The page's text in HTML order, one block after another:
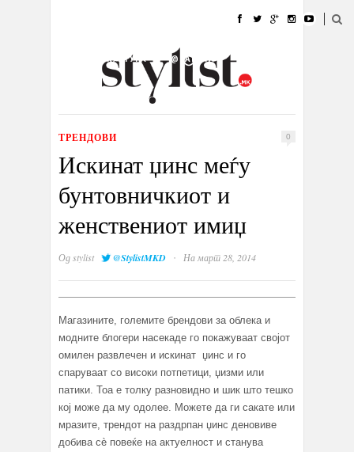
УБАВИНА
КУЛТУРА @РАБОТА
ИЗЛОГ
ТРЕНДОВИ 0
Искинат џинс меѓу
бунтовничкиот и
женствениот имиџ
Одstylist @StylistMKD · На март 28, 2014
Магазините, големите брендови за облека и
модните блогери насекаде го покажуваат својот
омилен развлечен и искинат џинс и го
спаруваат со високи потпетици, џизми или
патики. Тоа е толку разновидно и шик што тешко
кој може да му одолее. Можете да ги сакате или
мразите, трендот на раздрпан џинс деновиве
добива сè повеќе на актуелност и станува